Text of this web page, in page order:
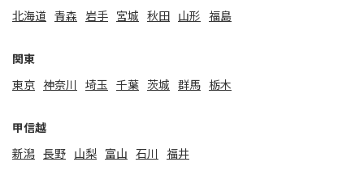
北海道 ⻘森 岩手 宮城 秋田 山形 福島
関東
東京 神奈川 埼玉 千葉 茨城 群馬 栃木
甲信越
新潟 ⻑野 山梨 富山 石川 福井